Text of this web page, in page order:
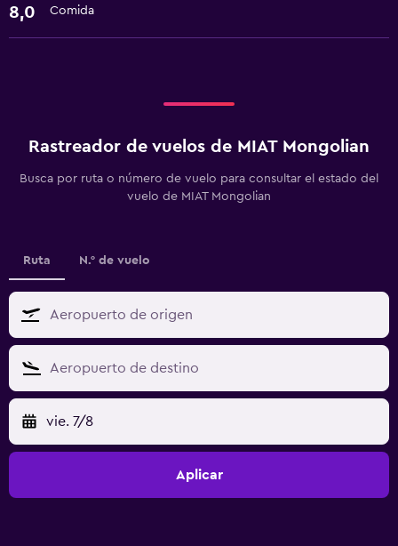
8,0 Comida
Rastreador de vuelos de MIAT Mongolian
Busca por ruta o número de vuelo para consultar el estado del
vuelo de MIAT Mongolian
Ruta N.° de vuelo
vie. 7/8
Aplicar